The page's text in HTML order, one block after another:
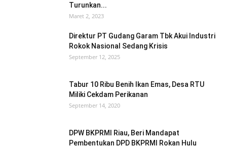
Turunkan...
Maret 2, 2023
Direktur PT Gudang Garam Tbk Akui Industri
Rokok Nasional Sedang Krisis
September 12, 2025
Tabur 10 Ribu Benih Ikan Emas, Desa RTU
Miliki Cekdam Perikanan
September 14, 2020
DPW BKPRMI Riau, Beri Mandapat
Pembentukan DPD BKPRMI Rokan Hulu